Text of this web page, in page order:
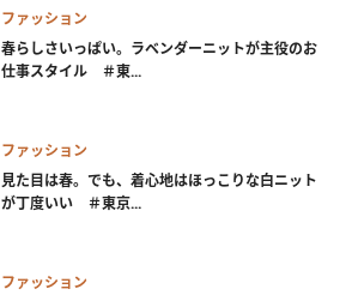
ファッション
春らしさいっぱい。ラベンダーニットが主役のお
仕事スタイル ＃東...
ファッション
見た目は春。でも、着心地はほっこりな白ニット
が丁度いい ＃東京...
ファッション